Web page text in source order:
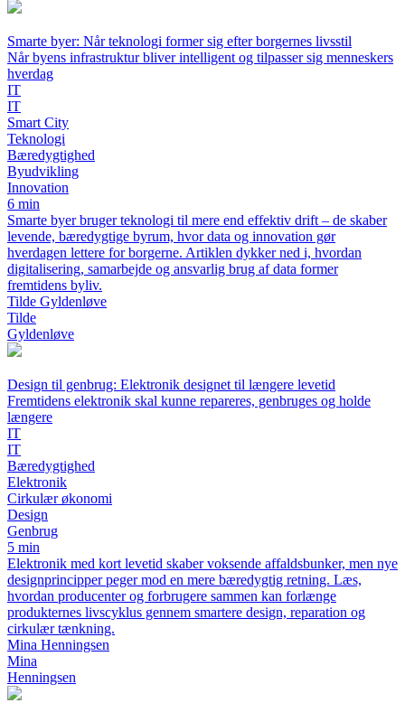
Smarte byer: Når teknologi former sig efter borgernes livsstil
Når byens infrastruktur bliver intelligent og tilpasser sig menneskers
hverdag
IT
IT
Smart City
Teknologi
Bæredygtighed
Byudvikling
Innovation
6 min
Smarte byer bruger teknologi til mere end effektiv drift – de skaber
levende, bæredygtige byrum, hvor data og innovation gør
hverdagen lettere for borgerne. Artiklen dykker ned i, hvordan
digitalisering, samarbejde og ansvarlig brug af data former
fremtidens byliv.
Tilde Gyldenløve
Tilde
Gyldenløve
Design til genbrug: Elektronik designet til længere levetid
Fremtidens elektronik skal kunne repareres, genbruges og holde
længere
IT
IT
Bæredygtighed
Elektronik
Cirkulær økonomi
Design
Genbrug
5 min
Elektronik med kort levetid skaber voksende affaldsbunker, men nye
designprincipper peger mod en mere bæredygtig retning. Læs,
hvordan producenter og forbrugere sammen kan forlænge
produkternes livscyklus gennem smartere design, reparation og
cirkulær tænkning.
Mina Henningsen
Mina
Henningsen